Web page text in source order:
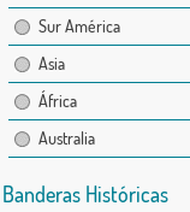
Sur América
Asia
África
Australia
Banderas Históricas